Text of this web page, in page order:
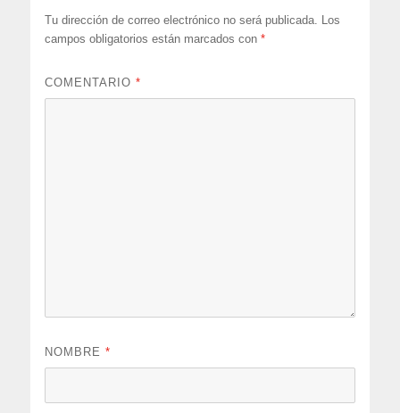
Tu dirección de correo electrónico no será publicada. Los
campos obligatorios están marcados con*
COMENTARIO*
NOMBRE*